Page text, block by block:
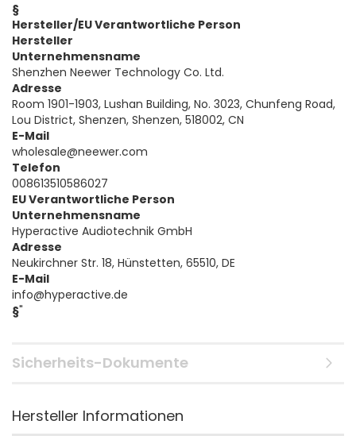
§
Hersteller/EU Verantwortliche Person
Hersteller
Unternehmensname
Shenzhen Neewer Technology Co. Ltd.
Adresse
Room 1901-1903, Lushan Building, No. 3023, Chunfeng Road,
Lou District, Shenzen, Shenzen, 518002, CN
E-Mail
wholesale@neewer.com
Telefon
008613510586027
EU Verantwortliche Person
Unternehmensname
Hyperactive Audiotechnik GmbH
Adresse
Neukirchner Str. 18, Hünstetten, 65510, DE
E-Mail
info@hyperactive.de
§"
Sicherheits-Dokumente
Hersteller Informationen